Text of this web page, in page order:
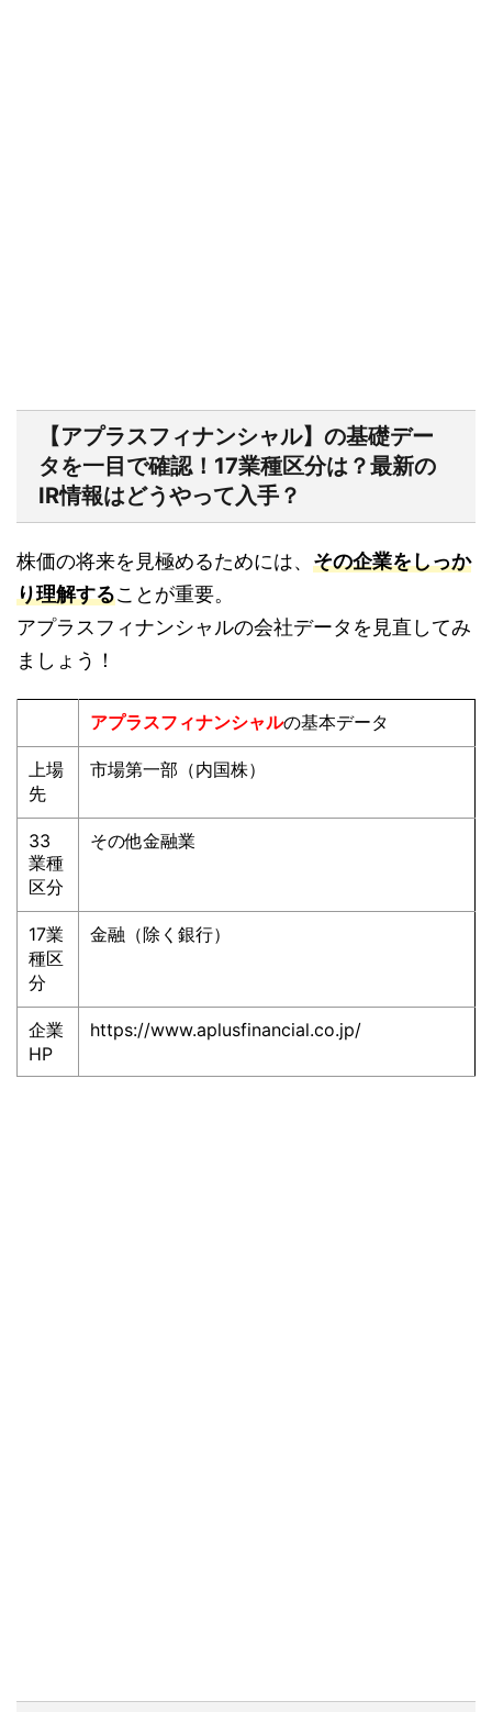
【アプラスフィナンシャル】の基礎デー
タを一目で確認！17業種区分は？最新の
IR情報はどうやって入手？
株価の将来を見極めるためには、 その企業をしっか
り理解することが重要。
アプラスフィナンシャルの会社データを見直してみ
ましょう！
アプラスフィナンシャルの基本データ
上場
先
市場第一部（内国株）
33
業種
区分
その他金融業
17業
種区
分
金融（除く銀行）
企業
HP
https://www.aplusfinancial.co.jp/